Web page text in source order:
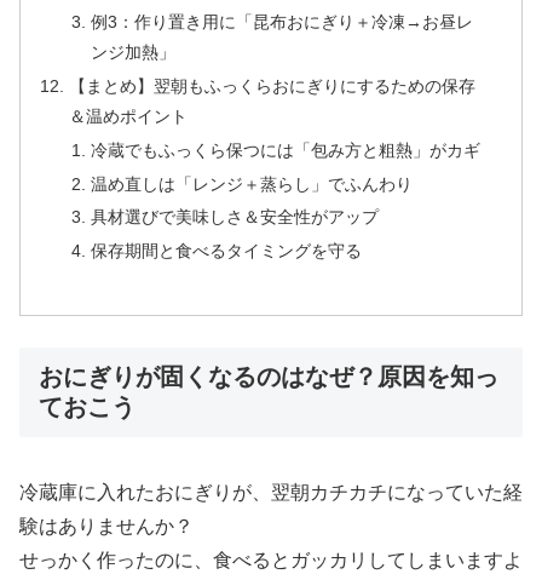
例3：作り置き用に「昆布おにぎり＋冷凍→お昼レ
ンジ加熱」
【まとめ】翌朝もふっくらおにぎりにするための保存
＆温めポイント
冷蔵でもふっくら保つには「包み方と粗熱」がカギ
温め直しは「レンジ＋蒸らし」でふんわり
具材選びで美味しさ＆安全性がアップ
保存期間と食べるタイミングを守る
おにぎりが固くなるのはなぜ？原因を知っ
ておこう
冷蔵庫に入れたおにぎりが、翌朝カチカチになっていた経
験はありませんか？
せっかく作ったのに、食べるとガッカリしてしまいますよ